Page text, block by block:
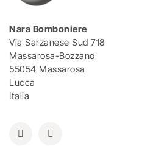
Nara Bomboniere
Via Sarzanese Sud 718
Massarosa-Bozzano
55054 Massarosa
Lucca
Italia